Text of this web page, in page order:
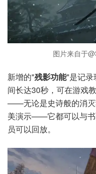
图片来自于
新增的"残影功能"是记录
间长达30秒，可在游戏
——无论是史诗般的消灭
美演示——它都可以与书
员可以回放。